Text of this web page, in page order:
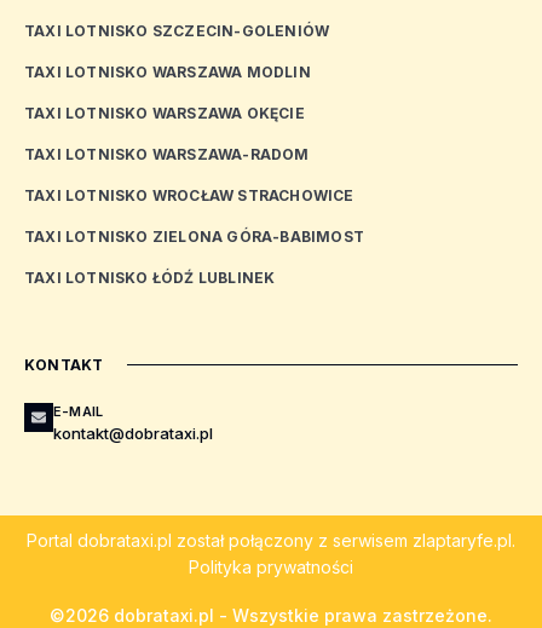
TAXI LOTNISKO SZCZECIN-GOLENIÓW
TAXI LOTNISKO WARSZAWA MODLIN
TAXI LOTNISKO WARSZAWA OKĘCIE
TAXI LOTNISKO WARSZAWA-RADOM
TAXI LOTNISKO WROCŁAW STRACHOWICE
TAXI LOTNISKO ZIELONA GÓRA-BABIMOST
TAXI LOTNISKO ŁÓDŹ LUBLINEK
KONTAKT
E-MAIL
kontakt@dobrataxi.pl
Portal dobrataxi.pl został połączony z serwisem zlaptaryfe.pl.
Polityka prywatności
©2026 dobrataxi.pl - Wszystkie prawa zastrzeżone.